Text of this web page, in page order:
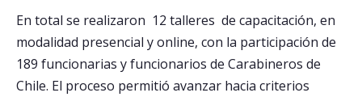
En total se realizaron 12 talleres de capacitación, en
modalidad presencial y online, con la participación de
189 funcionarias y funcionarios de Carabineros de
Chile. El proceso permitió avanzar hacia criterios